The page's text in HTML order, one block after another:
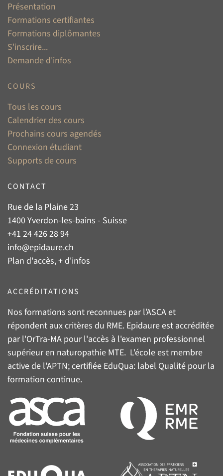
Présentation
Formations certifiantes
Formations diplômantes
S'inscrire...
Demande d'infos
COURS
Tous les cours
Calendrier des cours
Prochains cours agendés
Connexion étudiant
Supports de cours
CONTACT
Rue de la Plaine 23
1400 Yverdon-les-bains - Suisse
+41 24 426 28 94
info@epidaure.ch
Plan d'accès, + d'infos
ACCRÉDITATIONS
Nos formations sont reconnues par l’ASCAet
répondent aux critères du RME. Epidaure est accréditée
par l'OrTra-MA pour l'accès à l'examen professionnel
supérieur en naturopathie MTE. L'école est membre
active de l'APTN; certifiée EduQua: label Qualité pour la
formation continue.